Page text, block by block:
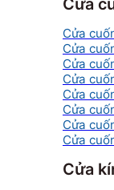
Cửa
Cửa
Cửa
Cửa
Cửa
Cửa
Cửa
Cửa
Cửa